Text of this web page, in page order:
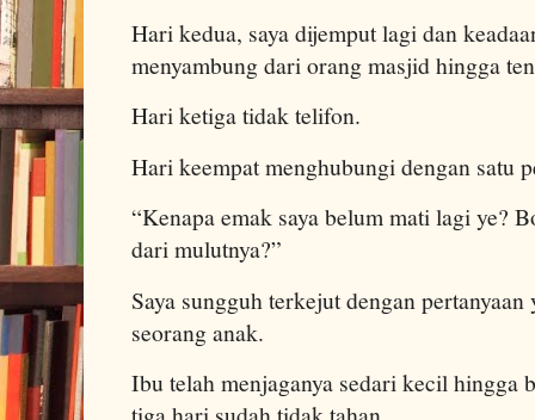
Hari kedua, saya dijemput lagi dan
menyambung dari orang masjid hingga
Hari ketiga tidak telifon.
Hari keempat menghubungi dengan satu
“Kenapa emak saya belum mati lagi ye?
dari mulutnya?”
Saya sungguh terkejut dengan
seorang anak.
Ibu telah menjaganya sedari kecil hingga